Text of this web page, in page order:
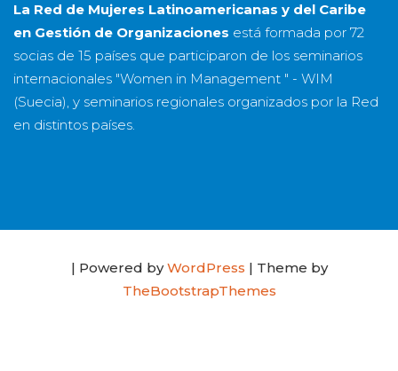
La Red de Mujeres Latinoamericanas y del Caribe
en Gestión de Organizaciones está formada por 72
socias de 15 países que participaron de los seminarios
internacionales "Women in Management " - WIM
(Suecia), y seminarios regionales organizados por la Red
en distintos países.
| Powered byWordPress | Theme by
TheBootstrapThemes